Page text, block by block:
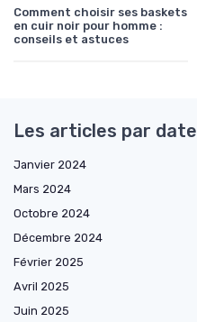
Comment choisir ses baskets
en cuir noir pour homme :
conseils et astuces
Les articles par date
Janvier 2024
Mars 2024
Octobre 2024
Décembre 2024
Février 2025
Avril 2025
Juin 2025